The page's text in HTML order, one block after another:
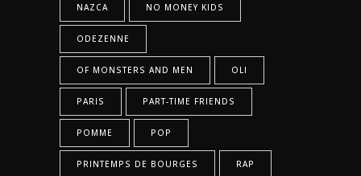
NAZCA NO MONEY KIDS
ODEZENNE
OF MONSTERS AND MEN OLI
PARIS PART-TIME FRIENDS
POMME POP
PRINTEMPS DE BOURGES RAP